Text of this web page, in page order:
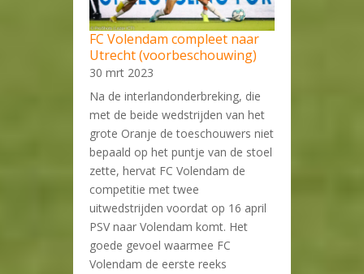
FC Volendam compleet naar
Utrecht (voorbeschouwing)
30 mrt 2023
Na de interlandonderbreking, die
met de beide wedstrijden van het
grote Oranje de toeschouwers niet
bepaald op het puntje van de stoel
zette, hervat FC Volendam de
competitie met twee
uitwedstrijden voordat op 16 april
PSV naar Volendam komt. Het
goede gevoel waarmee FC
Volendam de eerste reeks